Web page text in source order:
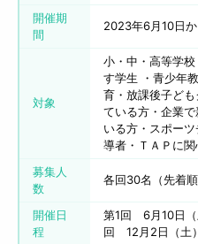
開催期
間
2023年6月10日
対象
小・中・高等学
す学生 ・青少年
育・放課後子ど
ている方・企業
いる方・スポー
導者・ＴＡＰに
募集人
数
各回30名（先着順
開催日
程
第1回 6月10日
回 12月2日（土